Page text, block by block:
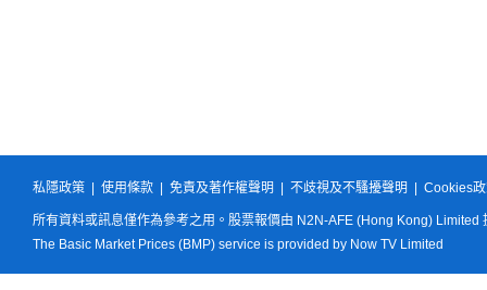
私隱政策 使用條款 免責及著作權聲明 不歧視及不騷擾聲明 Cookies
所有資料或訊息僅作為參考之用。股票報價由 N2N-AFE (Hong Kong) Limited
The Basic Market Prices (BMP) service is provided by Now TV Limited